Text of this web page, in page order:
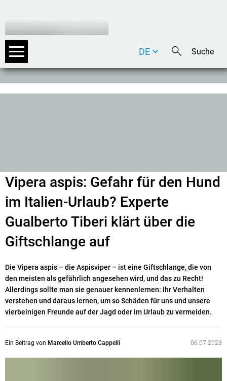
DE
EN
Vipera aspis: Gefahr für den Hund
im Italien-Urlaub? Experte
Gualberto Tiberi klärt über die
Giftschlange auf
Die Vipera aspis – die Aspisviper – ist eine Giftschlange, die von
den meisten als gefährlich angesehen wird, und das zu Recht!
Allerdings sollte man sie genauer kennenlernen: Ihr Verhalten
verstehen und daraus lernen, um so Schäden für uns und unsere
vierbeinigen Freunde auf der Jagd oder im Urlaub zu vermeiden.
Ein Beitrag von Marcello Umberto Cappelli 06.07.2023